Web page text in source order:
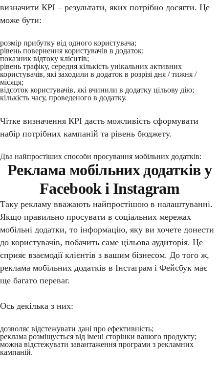
визначити КРI – результати, яких потрібно досягти. Це
може бути:
розмір прибутку від одного користувача;
рівень повернення користувачів в додаток;
показник відтоку клієнтів;
рівень трафіку, середня кількість унікальних активних
користувачів, які заходили в додаток в розрізі дня / тижня /
місяця;
відсоток користувачів, які вчинили в додатку цільову дію;
кількість часу, проведеного в додатку.
Чітке визначення КРІ дасть можливість сформувати
набір потрібних кампаній та рівень бюджету.
Два найпростіших способи просування мобільних додатків:
Реклама мобільних додатків у
Facebook і Instagram
Таку рекламу вважають найпростішою в налаштуванні.
Якщо правильно просувати в соціальних мережах
мобільні додатки, то інформацію, яку ви хочете донести
до користувачів, побачить саме цільова аудиторія. Це
сприяє взаємодії клієнтів з вашим бізнесом. До того ж,
реклама мобільних додатків в Інстаграм і Фейсбук має
ще багато переваг.
Ось декілька з них:
дозволяє відстежувати дані про ефективність;
реклама розміщується від імені сторінки вашого продукту;
можна відстежувати завантаження програми з рекламних
кампаній.